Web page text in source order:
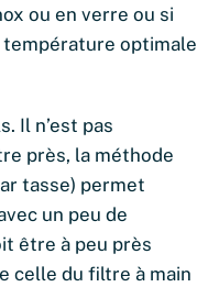
ou en verre ou si
optimale
Il n’est pas
près, la méthode
tasse) permet
un peu de
être à peu près
celle du filtre à main